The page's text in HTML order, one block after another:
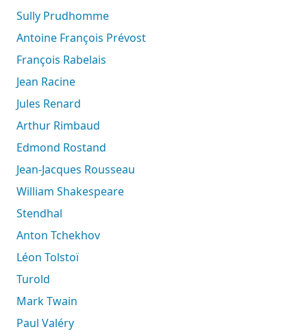
Sully Prudhomme
Antoine François Prévost
François Rabelais
Jean Racine
Jules Renard
Arthur Rimbaud
Edmond Rostand
Jean-Jacques Rousseau
William Shakespeare
Stendhal
Anton Tchekhov
Léon Tolstoï
Turold
Mark Twain
Paul Valéry